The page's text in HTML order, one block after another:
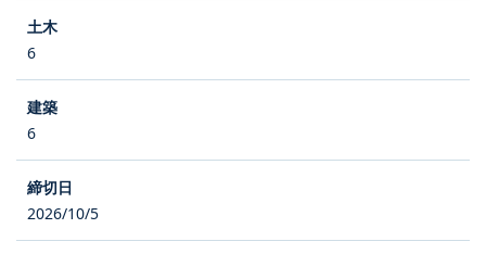
6
6
2026/10/5